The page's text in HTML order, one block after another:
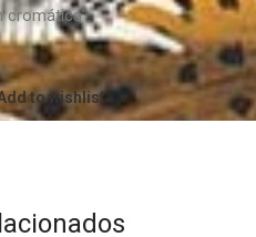
cromática”.
to wishlist